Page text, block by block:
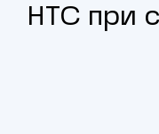
НТС при